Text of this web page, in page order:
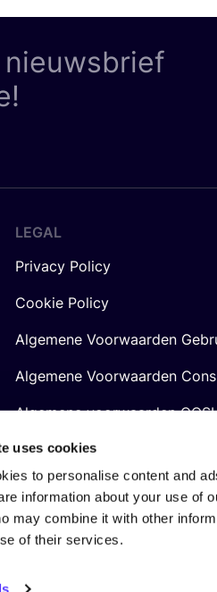
uses cookies
to personalise content and
information about your use of
may combine it with other
of their services.
LEGAL
Privacy Policy
Cookie Policy
Algemene Voorwaarden
Algemene Voorwaarden
Algemene voorwaarden